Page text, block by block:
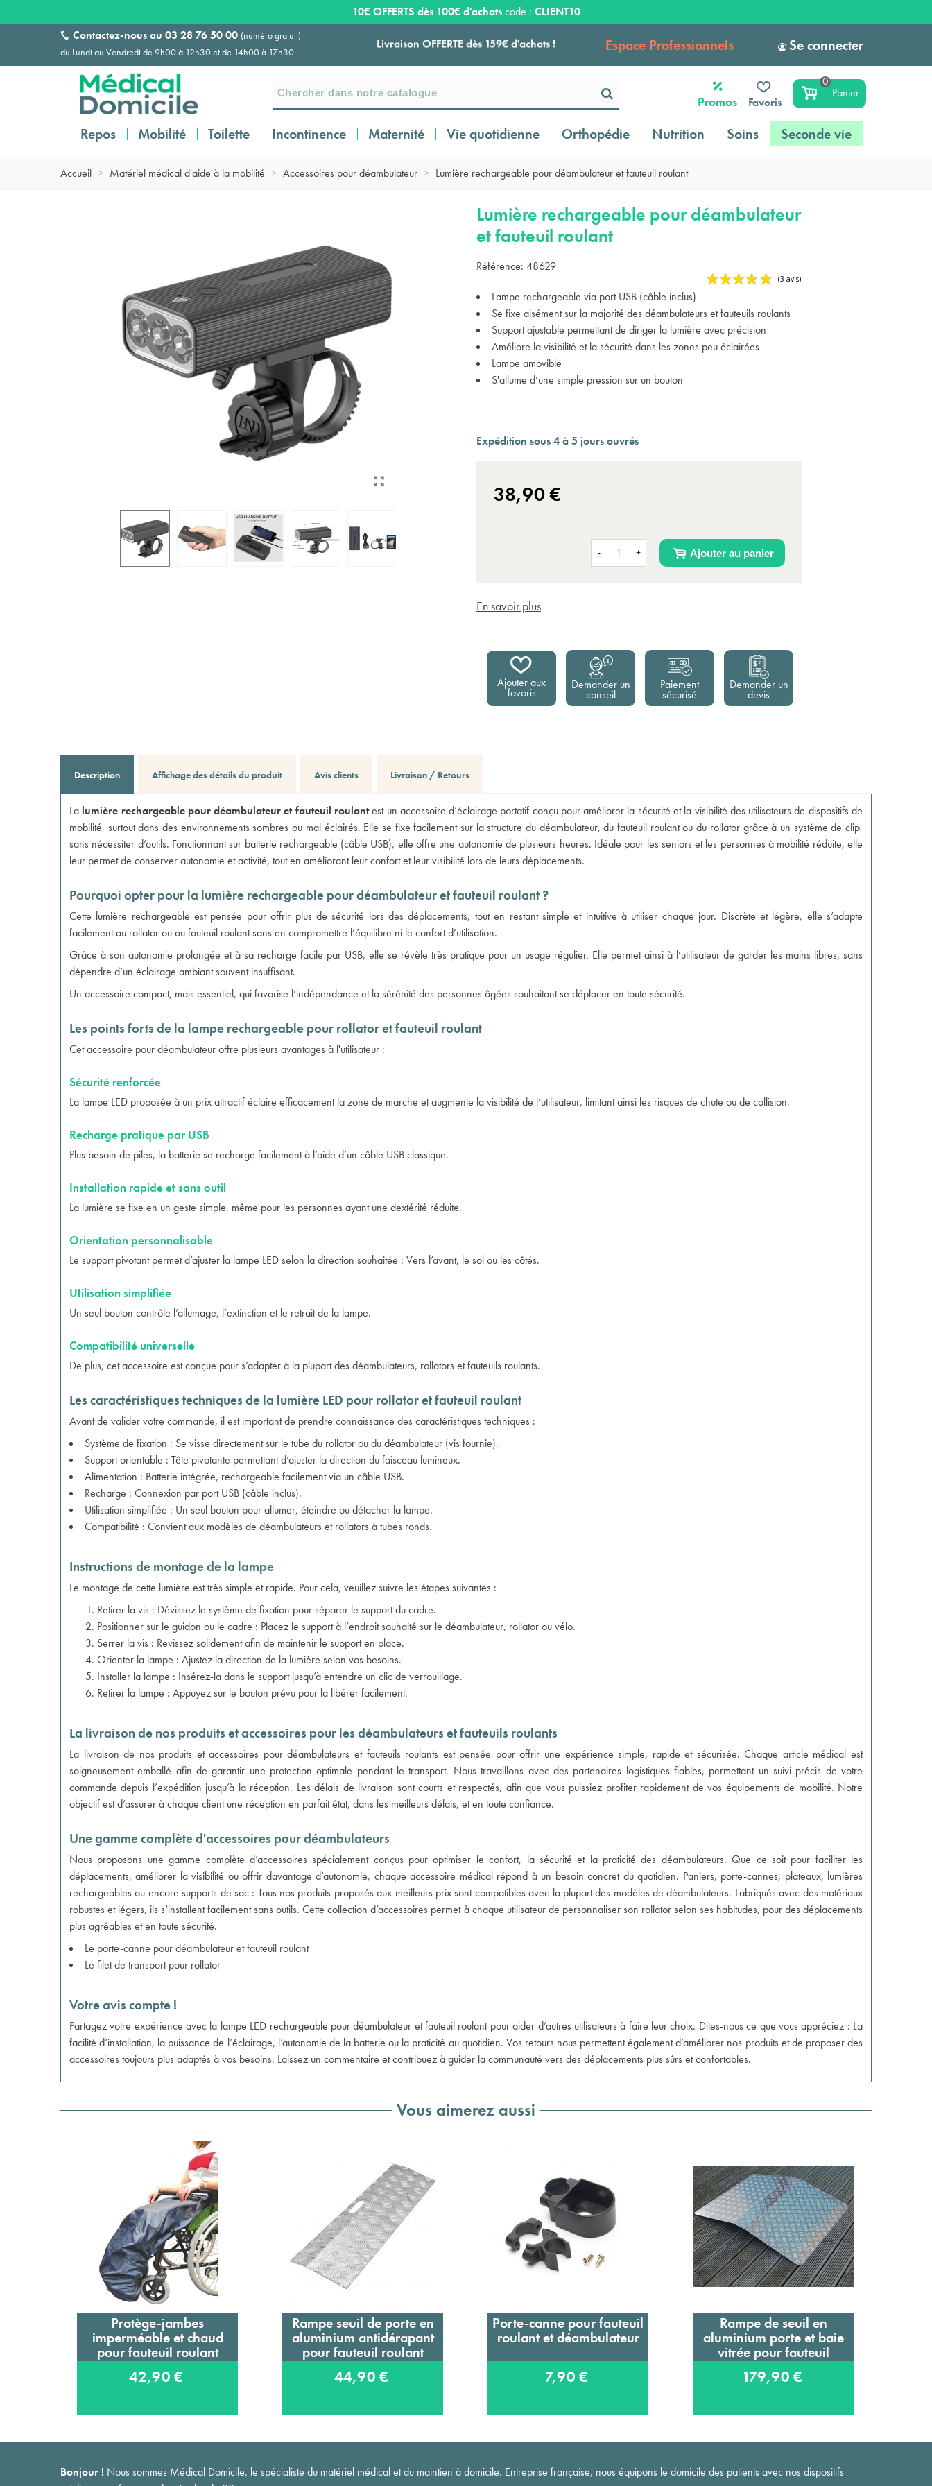
Livraison OFFERTE dès 159€ d'achats !
Payez en 3 ou 4 fois SANS FRAIS à partir de
100€
Livraison OFFERTE dès 159€ d'achats !
€
Expédition sous 24 à 48 heures ouvrées*
10€ OFFERTS dès 100€ d'achatscode : CLIENT10
Contactez-nous au 03 28 76 50 00 (numéro gratuit)
du Lundi au Vendredi de 9h00 à 12h30 et de 14h00 à 17h30
Espace Professionnels Se connecter
Promos Favoris
0
Panier
Repos Mobilité Toilette Incontinence Maternité Vie quotidienne Orthopédie Nutrition Soins Seconde vie
Accueil > Matériel médical d'aide à la mobilité > Accessoires pour déambulateur > Lumière rechargeable pour déambulateur et fauteuil roulant
Lumière rechargeable pour déambulateur
et fauteuil roulant
Référence: 48629
Lampe rechargeable via port USB (câble inclus)
Se fixe aisément sur la majorité des déambulateurs et fauteuils roulants
Support ajustable permettant de diriger la lumière avec précision
Améliore la visibilité et la sécurité dans les zones peu éclairées
Lampe amovible
S'allume d’une simple pression sur un bouton
Expédition sous 4 à 5 jours ouvrés
38,90 €
- + Ajouter au panier
En savoir plus
Ajouter aux
favoris
Demander un
conseil
Paiement
sécurisé
Demander un
devis
Description Affichage des détails du produit Avis clients Livraison / Retours
La lumière rechargeable pour déambulateur et fauteuil roulantest un accessoire d’éclairage portatif conçu pour améliorer la sécurité et la visibilité des utilisateurs de dispositifs de
mobilité, surtout dans des environnements sombres ou mal éclairés. Elle se fixe facilement sur la structure du déambulateur, du fauteuil roulant ou du rollator grâce à un système de clip,
sans nécessiter d’outils. Fonctionnant sur batterie rechargeable (câble USB), elle offre une autonomie de plusieurs heures. Idéale pour les seniors et les personnes à mobilité réduite, elle
leur permet de conserver autonomie et activité, tout en améliorant leur confort et leur visibilité lors de leurs déplacements.
Pourquoi opter pour la lumière rechargeable pour déambulateur et fauteuil roulant ?
Cette lumière rechargeable est pensée pour offrir plus de sécurité lors des déplacements, tout en restant simple et intuitive à utiliser chaque jour. Discrète et légère, elle s’adapte
facilement au rollator ou aufauteuil roulantsans en compromettre l’équilibre ni le confort d’utilisation.
Grâce à son autonomie prolongée et à sa recharge facile par USB, elle se révèle très pratique pour un usage régulier. Elle permet ainsi à l’utilisateur de garder les mains libres, sans
dépendre d’un éclairage ambiant souvent insuffisant.
Un accessoire compact, mais essentiel, qui favorise l’indépendance et la sérénité des personnes âgées souhaitant se déplacer en toute sécurité.
Les points forts de la lampe rechargeable pour rollator et fauteuil roulant
Cetaccessoire pour déambulateuroffre plusieurs avantages à l'utilisateur :
Sécurité renforcée
La lampe LED proposée à un prix attractif éclaire efficacement la zone de marche et augmente la visibilité de l’utilisateur, limitant ainsi les risques de chute ou de collision.
Recharge pratique par USB
Plus besoin de piles, la batterie se recharge facilement à l’aide d’un câble USB classique.
Installation rapide et sans outil
La lumière se fixe en un geste simple, même pour les personnes ayant une dextérité réduite.
Orientation personnalisable
Le support pivotant permet d’ajuster la lampe LED selon la direction souhaitée : Vers l’avant, le sol ou les côtés.
Utilisation simplifiée
Un seul bouton contrôle l’allumage, l’extinction et le retrait de la lampe.
Compatibilité universelle
De plus, cet accessoire est conçue pour s’adapter à la plupart des déambulateurs, rollators et fauteuils roulants.
Les caractéristiques techniques de la lumière LED pour rollator et fauteuil roulant
Avant de valider votre commande, il est important de prendre connaissance des caractéristiques techniques :
Système de fixation : Se visse directement sur le tube du rollator ou du déambulateur (vis fournie).
Support orientable : Tête pivotante permettant d’ajuster la direction du faisceau lumineux.
Alimentation : Batterie intégrée, rechargeable facilement via un câble USB.
Recharge : Connexion par port USB (câble inclus).
Utilisation simplifiée : Un seul bouton pour allumer, éteindre ou détacher la lampe.
Compatibilité : Convient aux modèles de déambulateurs et rollators à tubes ronds.
Instructions de montage de la lampe
Le montage de cette lumière est très simple et rapide. Pour cela, veuillez suivre les étapes suivantes :
Retirer la vis : Dévissez le système de fixation pour séparer le support du cadre.
Positionner sur le guidon ou le cadre : Placez le support à l’endroit souhaité sur le déambulateur, rollator ou vélo.
Serrer la vis : Revissez solidement afin de maintenir le support en place.
Orienter la lampe : Ajustez la direction de la lumière selon vos besoins.
Installer la lampe : Insérez-la dans le support jusqu’à entendre un clic de verrouillage.
Retirer la lampe : Appuyez sur le bouton prévu pour la libérer facilement.
La livraison de nos produits et accessoires pour les déambulateurs et fauteuils roulants
La livraison de nos produits et accessoires pour déambulateurs et fauteuils roulants est pensée pour offrir une expérience simple, rapide et sécurisée. Chaque article médical est
soigneusement emballé afin de garantir une protection optimale pendant le transport. Nous travaillons avec des partenaires logistiques fiables, permettant un suivi précis de votre
commande depuis l’expédition jusqu’à la réception. Les délais de livraison sont courts et respectés, afin que vous puissiez profiter rapidement de vos équipements de mobilité. Notre
objectif est d’assurer à chaque client une réception en parfait état, dans les meilleurs délais, et en toute confiance.
Une gamme complète d'accessoires pour déambulateurs
Nous proposons une gamme complète d’accessoires spécialement conçus pour optimiser le confort, la sécurité et la praticité des déambulateurs. Que ce soit pour faciliter les
déplacements, améliorer la visibilité ou offrir davantage d’autonomie, chaque accessoire médical répond à un besoin concret du quotidien. Paniers, porte-cannes, plateaux, lumières
rechargeables ou encore supports de sac : Tous nos produits proposés aux meilleurs prix sont compatibles avec la plupart des modèles de déambulateurs. Fabriqués avec des matériaux
robustes et légers, ils s’installent facilement sans outils. Cette collection d’accessoires permet à chaque utilisateur de personnaliser son rollator selon ses habitudes, pour des déplacements
plus agréables et en toute sécurité.
Le porte-canne pour déambulateur et fauteuil roulant
Le filet de transport pour rollator
Votre avis compte !
Partagez votre expérience avec la lampe LED rechargeable pour déambulateur et fauteuil roulant pour aider d’autres utilisateurs à faire leur choix. Dites-nous ce que vous appréciez : La
facilité d’installation, la puissance de l’éclairage, l’autonomie de la batterie ou la praticité au quotidien. Vos retours nous permettent également d’améliorer nos produits et de proposer des
accessoires toujours plus adaptés à vos besoins. Laissez un commentaire et contribuez à guider la communauté vers des déplacements plus sûrs et confortables.
Vous aimerez aussi
Ajouter au panier
Protège-jambes
imperméable et chaud
pour fauteuil roulant
42,90 €
Ajouter au panier
Rampe seuil de porte en
aluminium antidérapant
pour fauteuil roulant
44,90 €
Ajouter au panier
Porte-canne pour fauteuil
roulant et déambulateur
7,90 €
Ajouter au panier
Rampe de seuil en
aluminium porte et baie
vitrée pour fauteuil
roulant
179,90 €
Bonjour ! Nous sommes Médical Domicile, le spécialiste du matériel médical et du maintien à domicile. Entreprise française, nous équipons le domicile des patients avec nos dispositifs